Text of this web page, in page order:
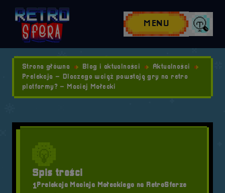
Przejdź do nawigacji
Przejdź do treści
Przejdź do stopki
MENU
Strona główna Blog i aktualności
Aktualności
Prelekcja – Dlaczego wciąż powstają gry na retro
platformy? – Maciej Małecki
Spis treści
1Prelekcja Macieja Małeckiego na RetroSferze